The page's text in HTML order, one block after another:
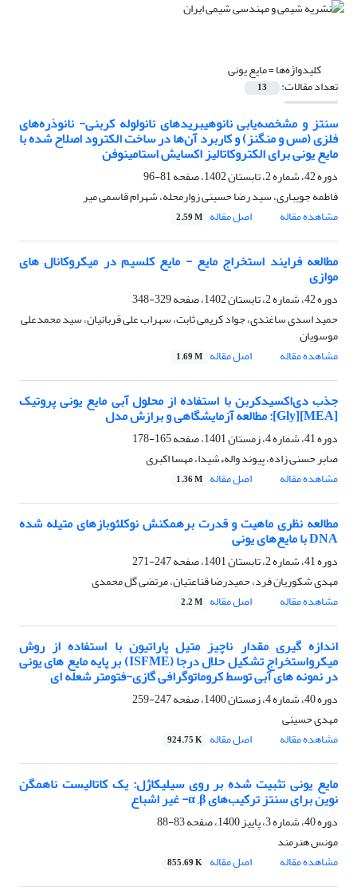
کلیدواژه‌ها =مایع یونی
تعداد مقالات: 13
سنتز و مشخصه‌یابی نانوهیبریدهای نانولوله کربنی- نانوذره‌های
فلزی (مس و منگنز) و کاربرد آن‌ها در ساخت الکترود اصلاح شده با
مایع یونی برای الکتروکاتالیز اکسایش استامینوفن
دوره 42، شماره 2، تابستان 1402، صفحه
81-96
فاطمه جویباری، سید رضا حسینی زوارمحله، شهرام قاسمی میر
مشاهده مقاله
اصل مقاله 2.59 M
مطالعه‌ فرایند استخراج مایع - مایع کلسیم در میکروکانال های
موازی
دوره 42، شماره 2، تابستان 1402، صفحه
329-348
حمید اسدی ساغندی، جواد کریمی ثابت، سهراب علی قربانیان، سید محمدعلی
موسویان
مشاهده مقاله
اصل مقاله 1.69 M
جذب دی‌اکسیدکربن با استفاده از محلول آبی مایع یونی پروتیک
[MEA][Gly]: مطالعه آزمایشگاهی و برازش مدل
دوره 41، شماره 4، زمستان 1401، صفحه
165-178
صابر حسنی زاده، پیوند والهءشیدا، مهسا اکبری
مشاهده مقاله
اصل مقاله 1.36 M
مطالعه نظری ماهیت و قدرت برهمکنش نوکلئوبازهای متیله شده
DNA با مایع‌های یونی
دوره 41، شماره 2، تابستان 1401، صفحه
247-271
مهدی شکوریان فرد، حمیدرضا قناعتیان، مرتضی گل محمدی
مشاهده مقاله
اصل مقاله 2.2 M
اندازه گیری مقدار ناچیز متیل پاراتیون با استفاده از روش
میکرواستخراج تشکیل حلال درجا (ISFME) بر پایه مایع‎ های یونی
در نمونه های آبی توسط کروماتوگرافی گازی-فتومتر شعله ای
دوره 40، شماره 4، زمستان 1400، صفحه
247-259
مهدی حسینی
مشاهده مقاله
اصل مقاله 924.75 K
مایع یونی تثبیت شده بر روی سیلیکاژل: یک کاتالیست ناهمگن
نوین برای سنتز ترکیب‌های α ,β- غیر اشباع
دوره 40، شماره 3، پاییز 1400، صفحه
83-88
مونس هنرمند
مشاهده مقاله
اصل مقاله 855.69 K